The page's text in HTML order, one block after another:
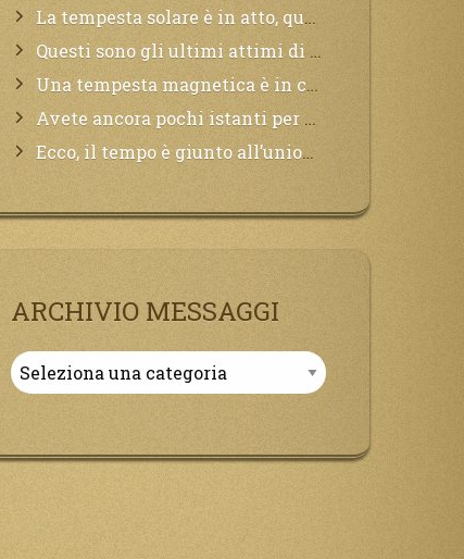
La tempesta solare è in atto, questa generazione soffrirà molto, la Terra arderà, l’acqua sarà contaminata, il cibo non sarà più nelle vostre mense.
Questi sono gli ultimi attimi di vita, chi si vuole salvare Mi chiami in suo aiuto.
Una tempesta magnetica è in corso, questa generazione patirà. Il black out non tarderà ad arrivare e tutta la Terra sarà oscurata.
Avete ancora pochi istanti per convertirvi, non perdete tempo, la sciagura arriverà all’improvviso e per chi non si sarà preparato saranno dolori.
Ecco, il tempo è giunto all’unione del Padre con il figlio, non avete che da attendere pochissimo.
ARCHIVIO MESSAGGI
Archivio
Messaggi